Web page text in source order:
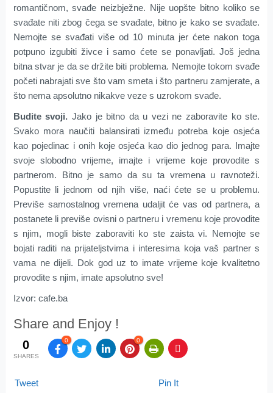
romantičnom, svađe neizbježne. Nije uopšte bitno koliko se
svađate niti zbog čega se svađate, bitno je kako se svađate.
Nemojte se svađati više od 10 minuta jer ćete nakon toga
potpuno izgubiti živce i samo ćete se ponavljati. Još jedna
bitna stvar je da se držite biti problema. Nemojte tokom svađe
početi nabrajati sve što vam smeta i što partneru zamjerate, a
što nema apsolutno nikakve veze s uzrokom svađe.
Budite svoji. Jako je bitno da u vezi ne zaboravite ko ste.
Svako mora naučiti balansirati između potreba koje osjeća
kao pojedinac i onih koje osjeća kao dio jednog para. Imajte
svoje slobodno vrijeme, imajte i vrijeme koje provodite s
partnerom. Bitno je samo da su ta vremena u ravnoteži.
Popustite li jednom od njih više, naći ćete se u problemu.
Previše samostalnog vremena udaljit će vas od partnera, a
postanete li previše ovisni o partneru i vremenu koje provodite
s njim, mogli biste zaboraviti ko ste zaista vi. Nemojte se
bojati raditi na prijateljstvima i interesima koja vaš partner s
vama ne dijeli. Dok god uz to imate vrijeme koje kvalitetno
provodite s njim, imate apsolutno sve!
Izvor: cafe.ba
Share and Enjoy !
0
SHARES
0 0
Tweet Pin It